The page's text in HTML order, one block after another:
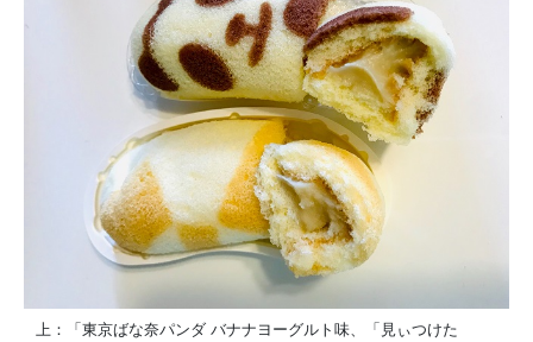
上：「東京ばな奈パンダ バナナヨーグルト味、「見ぃつけた